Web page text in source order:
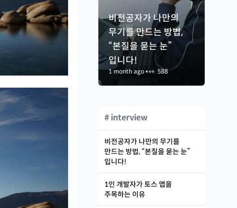
비전공자가 나만의
무기를 만드는 방법,
“본질을 묻는 눈”
입니다!
1 month ago•👀 588
# interview
비전공자가 나만의 무기를
만드는 방법, “본질을 묻는 눈”
입니다!
1인 개발자가 토스 앱을
주목하는 이유